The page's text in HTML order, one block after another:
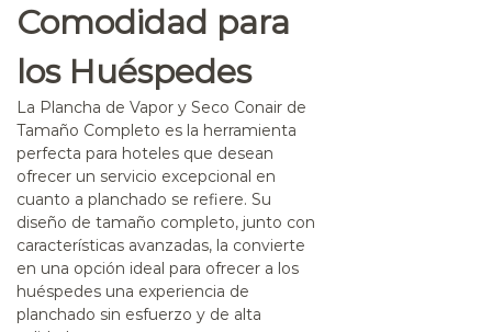
Comodidad para
los Huéspedes
La Plancha de Vapor y Seco Conair de
Tamaño Completo es la herramienta
perfecta para hoteles que desean
ofrecer un servicio excepcional en
cuanto a planchado se refiere. Su
diseño de tamaño completo, junto con
características avanzadas, la convierte
en una opción ideal para ofrecer a los
huéspedes una experiencia de
planchado sin esfuerzo y de alta